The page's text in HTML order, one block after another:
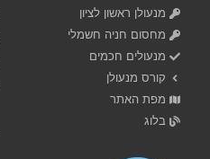
מנעולן ראשון לציון
מחסום חניה חשמלי
מנעולים חכמים
קורס מנעולן
מפת האתר
בלוג